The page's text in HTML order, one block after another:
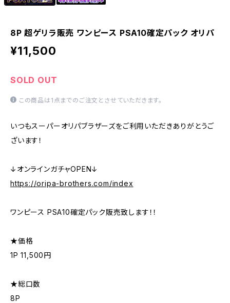
8P 超ゲリラ販売 ワンピース PSA10確定パック オリパ
¥11,500
SOLD OUT
この商品は1点までのご注文とさせていただきます。
いつもスーパーオリパブラザーズをご利用いただきありがとうご
ざいます！
↓オンラインガチャOPEN↓
https://oripa-brothers.com/index
ワンピース PSA10確定パック販売致します！！
★価格
1P 11,500円
★総口数
8P